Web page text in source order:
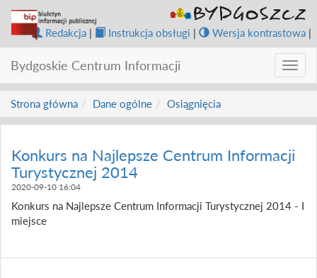
Redakcja | Instrukcja obsługi | Wersja kontrastowa |
Bydgoskie Centrum Informacji
Strona główna Dane ogólne Osiągnięcia
Konkurs na Najlepsze Centrum Informacji
Turystycznej 2014
2020-09-10 16:04
Konkurs na Najlepsze Centrum Informacji Turystycznej 2014 - I
miejsce